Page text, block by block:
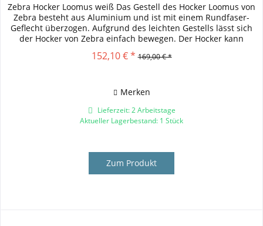
Zebra Hocker Loomus weiß Das Gestell des Hocker Loomus von
Zebra besteht aus Aluminium und ist mit einem Rundfaser-
Geflecht überzogen. Aufgrund des leichten Gestells lässt sich
der Hocker von Zebra einfach bewegen. Der Hocker kann
152,10 € * 169,00 € *
Merken
Lieferzeit: 2 Arbeitstage
Aktueller Lagerbestand: 1 Stück
Zum Produkt